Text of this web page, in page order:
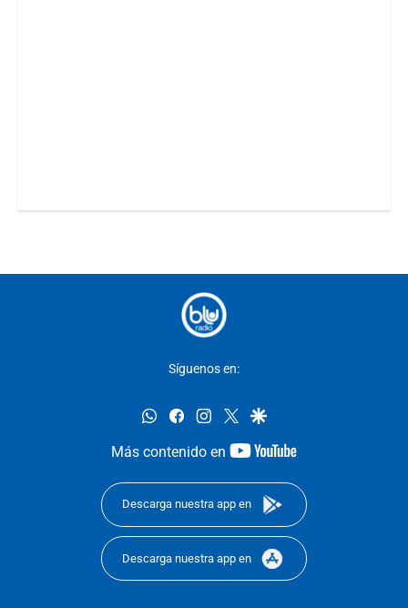
Síguenos en:
whatsappfacebookinstagram
twittergoogle
Más contenido en
youtube-
Descarga nuestra app en
Descarga nuestra app en